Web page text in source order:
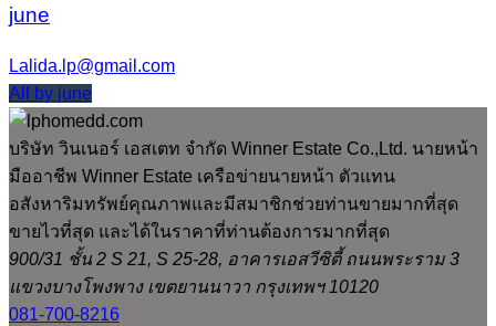
june
Lalida.lp@gmail.com
All by june
บริษัท วินเนอร์ เอสเตท จำกัด Winner Estate Co.,Ltd. นายหน้า
มืออาชีพ Winner Estate เครือข่ายนายหน้า ตัวแทน
อสังหาริมทรัพย์คุณภาพและมีสมาชิกช่วยท่านขายมากที่สุด
ขายไวที่สุด และได้ในราคาที่ท่านต้องการมากที่สุด
900/31 ชั้น 2 S 21, S 25-28, อาคารเอสวีซิตี้ ถนนพระราม 3
แขวงบางโพงพาง เขตยานนาวา กรุงเทพฯ 10120
081-700-8216